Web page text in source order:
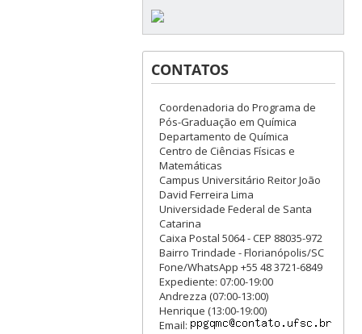
CONTATOS
Coordenadoria do Programa de
Pós-Graduação em Química
Departamento de Química
Centro de Ciências Físicas e
Matemáticas
Campus Universitário Reitor João
David Ferreira Lima
Universidade Federal de Santa
Catarina
Caixa Postal 5064 - CEP 88035-972
Bairro Trindade - Florianópolis/SC
Fone/WhatsApp +55 48 3721-6849
Expediente: 07:00-19:00
Andrezza (07:00-13:00)
Henrique (13:00-19:00)
Email: